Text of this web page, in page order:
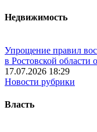
Недвижимость
Упрощение правил
в Ростовской области
17.07.2026 18:29
Новости рубрики
Власть